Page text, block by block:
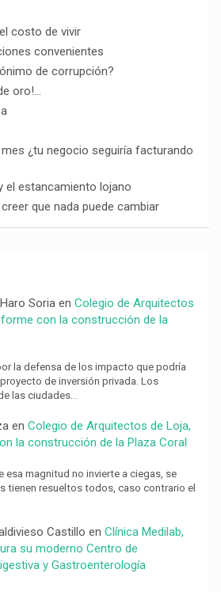
costo de vivir
convenientes
de corrupción?
oro!…
¿tu negocio seguiría facturando
el estancamiento lojano
que nada puede cambiar
Soriaen Colegio de Arquitectos
con la construcción de la
la defensa de los impacto que podría
de inversión privada. Los
las ciudades…
en Colegio de Arquitectos de Loja,
la construcción de la Plaza Coral
esa magnitud no invierte a ciegas, se
tienen resueltos todos, caso contrario el
Castillo en Clínica Medilab,
su moderno Centro de
y Gastroenterología